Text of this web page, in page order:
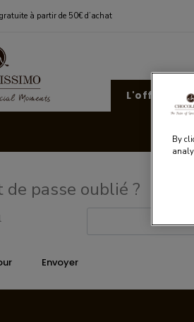
à partir de 50€ d’achat
L'offre
de passe oublié ?
By